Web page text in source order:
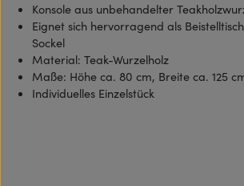
Konsole aus unbehandelter
Eignet sich hervorragend als
Sockel
Material: Teak-Wurzelholz
Maße: Höhe ca. 80 cm, Breite ca. 125
Individuelles Einzelstück